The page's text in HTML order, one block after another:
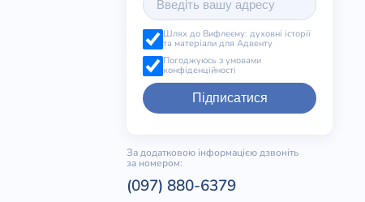
Шлях до Вифлеєму: духовні історії
та матеріали для Адвенту
Погоджуюсь з умовами
конфіденційності
Підписатися
За додатковою інформацією дзвоніть
за номером:
(097) 880-6379